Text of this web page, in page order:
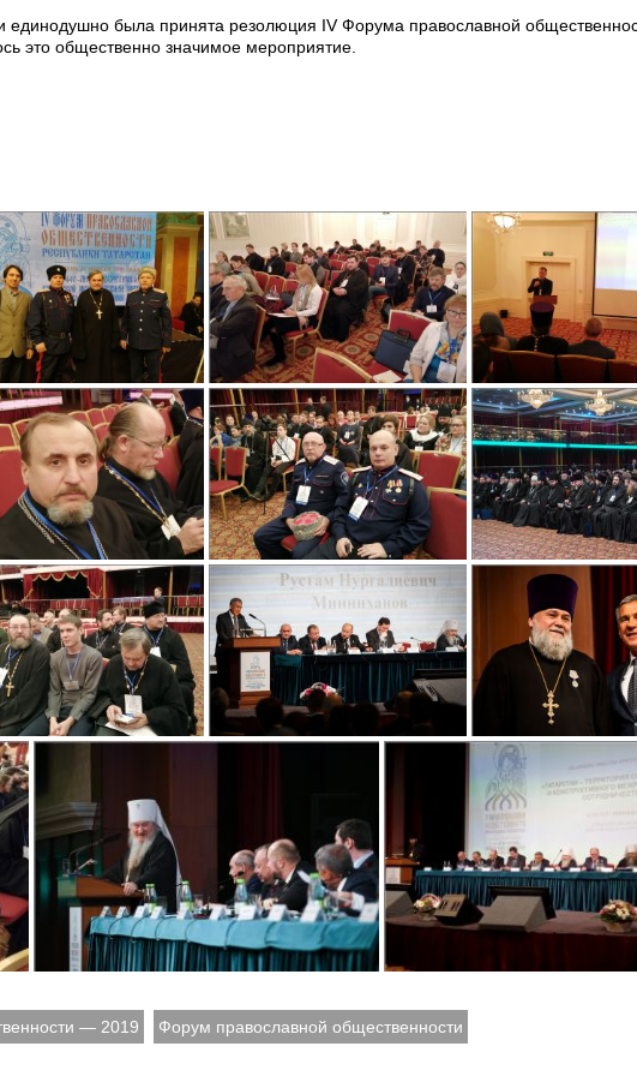
единодушно была принята резолюция IV Форума православной
это общественно значимое мероприятие.
— 2019 Форум православной общественности